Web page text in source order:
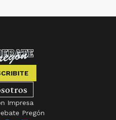
Impresa
Pregón